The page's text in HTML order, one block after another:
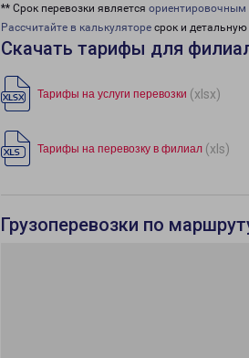
** Срок перевозки является ориентировочным
Рассчитайте в калькуляторе срок и
Скачать тарифы для
Тарифы на услуги перевозки (xlsx)
Тарифы на перевозку в филиал (xls)
Грузоперевозки по